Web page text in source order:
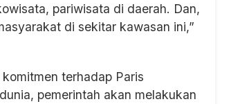
pariwisata di daerah. Dan,
di sekitar kawasan ini,”
terhadap Paris
pemerintah akan melakukan